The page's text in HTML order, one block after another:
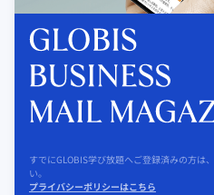
すでにGLOBIS学び放題へご登録済みの方は
い。
プライバシーポリシーはこちら